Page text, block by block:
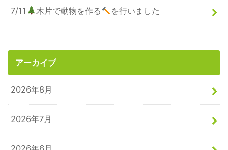
7/11 木片で動物を作る を行いました
アーカイブ
2026年8月
2026年7月